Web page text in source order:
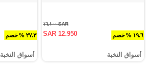
١٩.٦ % خصم
SAR ١٦.١٠٠
SAR 12.950
أسواق النخبة
٢٧.٣ % خصم
أسواق النخبة